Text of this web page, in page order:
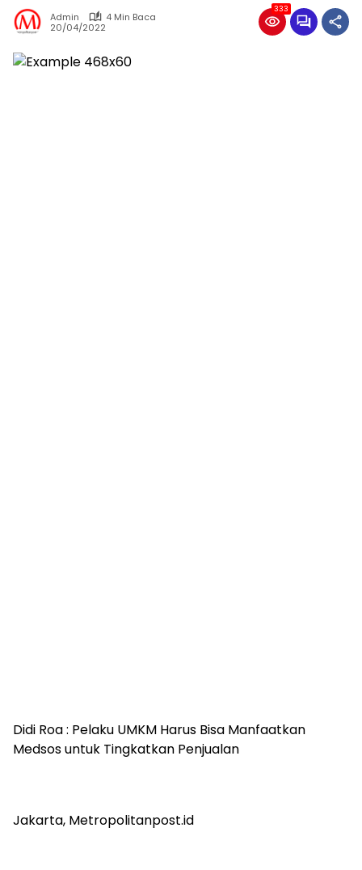
Admin
4 Min Baca
20/04/2022
333
Didi Roa : Pelaku UMKM Harus Bisa Manfaatkan
Medsos untuk Tingkatkan Penjualan
Jakarta, Metropolitanpost.id